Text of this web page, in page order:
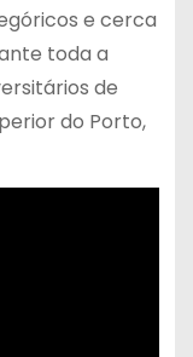
e cerca
toda a
de
do Porto,